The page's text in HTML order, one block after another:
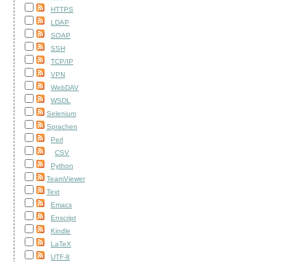
HTTPS
LDAP
SOAP
SSH
TCP/IP
VPN
WebDAV
WSDL
Selenium
Sprachen
Perl
CSV
Python
TeamViewer
Text
Emacs
Enscript
Kindle
LaTeX
UTF-8